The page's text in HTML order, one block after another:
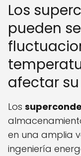
Los
pueden
afectar
Los
en una amplia
ingeniería